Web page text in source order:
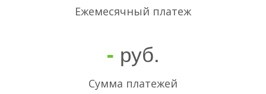
Ежемесячный платеж
- руб.
Cумма платежей